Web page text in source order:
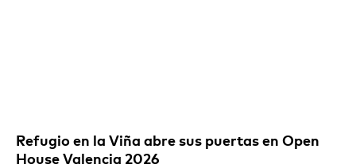
Refugio en la Viña abre sus puertas en Open
House Valencia 2026